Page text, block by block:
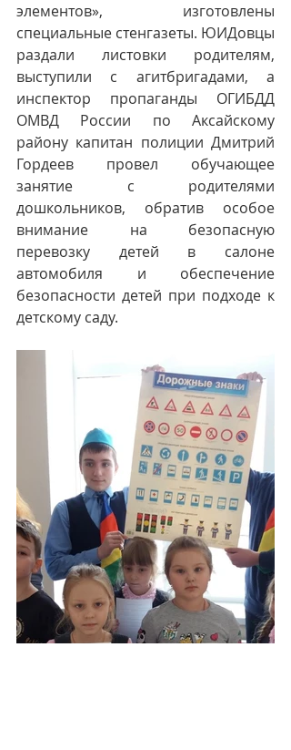
элементов», изготовлены
специальные стенгазеты. ЮИДовцы
раздали листовки родителям,
выступили с агитбригадами, а
инспектор пропаганды ОГИБДД
ОМВД России по Аксайскому
району капитан полиции Дмитрий
Гордеев провел обучающее
занятие с родителями
дошкольников, обратив особое
внимание на безопасную
перевозку детей в салоне
автомобиля и обеспечение
безопасности детей при подходе к
детскому саду.